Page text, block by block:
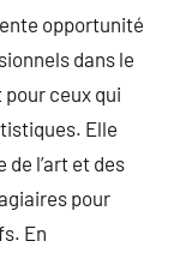
opportunité
dans le
ceux qui
Elle
l’art et des
pour
En